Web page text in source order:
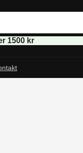
1500 kr